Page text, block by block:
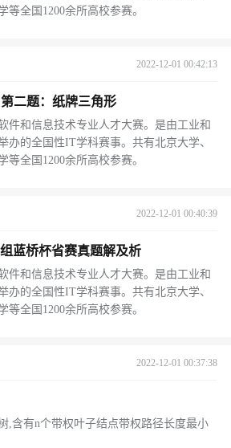
等全国1200余所高校参赛。
2022-12-01 00:42:13
二题：纸牌三角形
件和信息技术专业人才大赛。是由工业和
办的全国性IT学科赛事。共有北京大学、
等全国1200余所高校参赛。
2022-12-01 00:40:39
蓝桥杯省赛真题解及析
件和信息技术专业人才大赛。是由工业和
办的全国性IT学科赛事。共有北京大学、
等全国1200余所高校参赛。
2022-12-01 00:37:38
,含有n个带权叶子结点带权路径长度最小